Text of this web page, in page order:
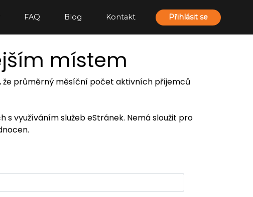
FAQ Blog Kontakt Přihlásit se
místem
že průměrný měsíční počet aktivních příjemců
s využíváním služeb eStránek. Nemá sloužit pro